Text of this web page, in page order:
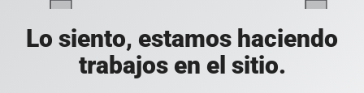
Lo siento, estamos haciendo
trabajos en el sitio.